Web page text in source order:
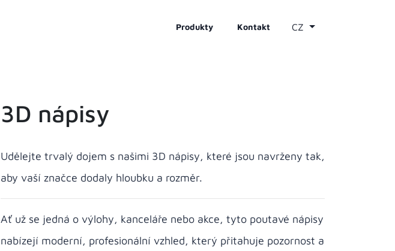
Produkty Kontakt CZ
3D nápisy
Udělejte trvalý dojem s našimi 3D nápisy, které jsou navrženy tak,
aby vaší značce dodaly hloubku a rozměr.
Ať už se jedná o výlohy, kanceláře nebo akce, tyto poutavé nápisy
nabízejí moderní, profesionální vzhled, který přitahuje pozornost a